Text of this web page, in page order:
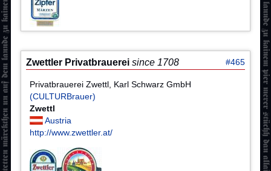
Zwettler Privatbrauerei since 1708 #465
Privatbrauerei Zwettl, Karl Schwarz GmbH
(CULTURBrauer)
Zwettl
Austria
http://www.zwettler.at/